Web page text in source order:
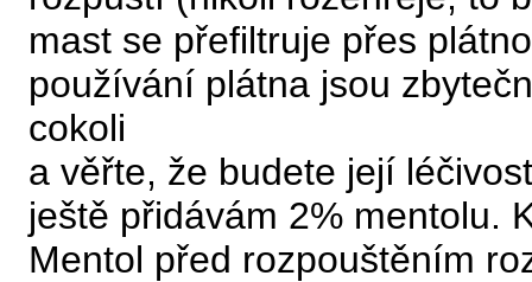
mast se přefiltruje přes
používání plátna jsou
cokoli
a věřte, že budete její
ještě přidávám 2% mentolu.
Mentol před rozpouštěním